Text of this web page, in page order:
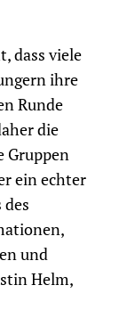
dass viele
ihre
Runde
die
Gruppen
ein echter
und
Helm,